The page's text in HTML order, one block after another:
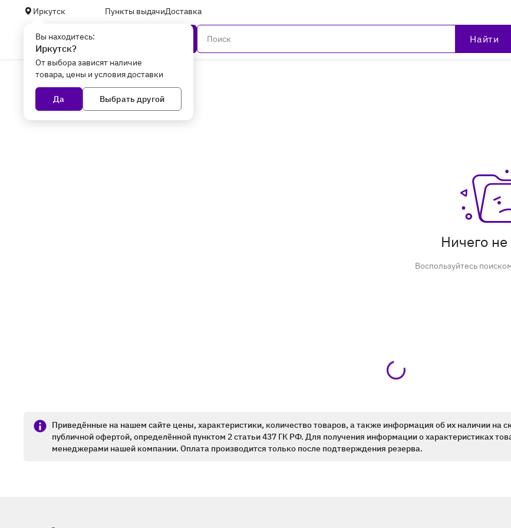
Иркутск Пункты выдачиДоставка
Вы находитесь:
Иркутск?
От выбора зависят наличие
товара, цены и условия доставки
Да Выбрать другой
Найти
Главная Телефония и ВКС
Факсы в Иркутске
Ничего
Воспользуйтесь
Приведённые на нашем сайте цены, характеристики, количество товаров, а также информация об их наличии на
публичной офертой, определённой пунктом 2 статьи 437 ГК РФ. Для получения информации о характеристиках
менеджерами нашей компании. Оплата производится только после подтверждения резерва.